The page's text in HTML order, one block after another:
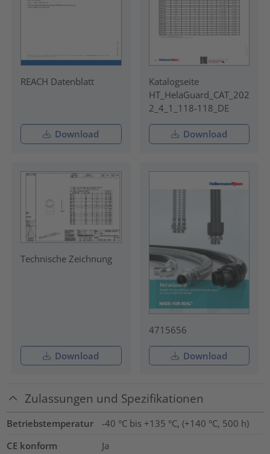
REACH Datenblatt
Download
Katalogseite
HT_HelaGuard_CAT_202
2_4_1_118-118_DE
Download
Technische Zeichnung
Download
4715656
Download
Zulassungen und Spezifikationen
Betriebstemperatur
-40 °C bis +135 °C, (+140 °C, 500 h)
CE konform
Ja